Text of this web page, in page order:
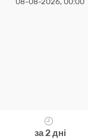
за 2 дні